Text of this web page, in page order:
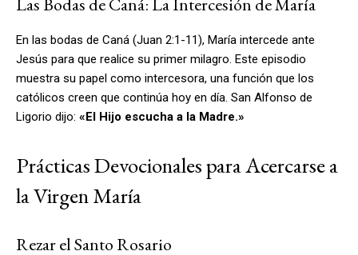
En las bodas de Caná (Juan 2:1-11), María intercede ante
Jesús para que realice su primer milagro. Este episodio
muestra su papel como intercesora, una función que los
católicos creen que continúa hoy en día. San Alfonso de
Ligorio dijo: «El Hijo escucha a la Madre.»
Prácticas Devocionales para Acercarse a
la Virgen María
Rezar el Santo Rosario